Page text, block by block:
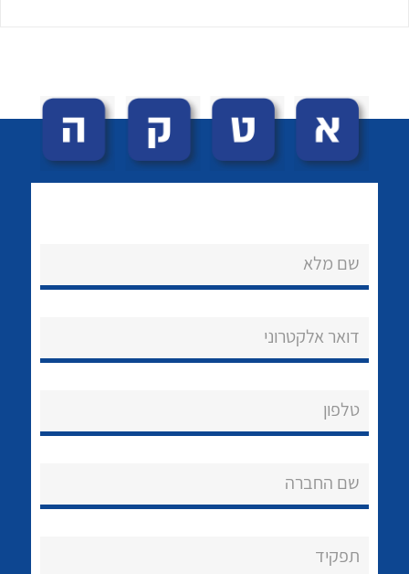
אודות
צור קשר
לכל מוצרי היצרן
שם מלא
דואר אלקטרוני
טלפון
שם החברה
תפקיד